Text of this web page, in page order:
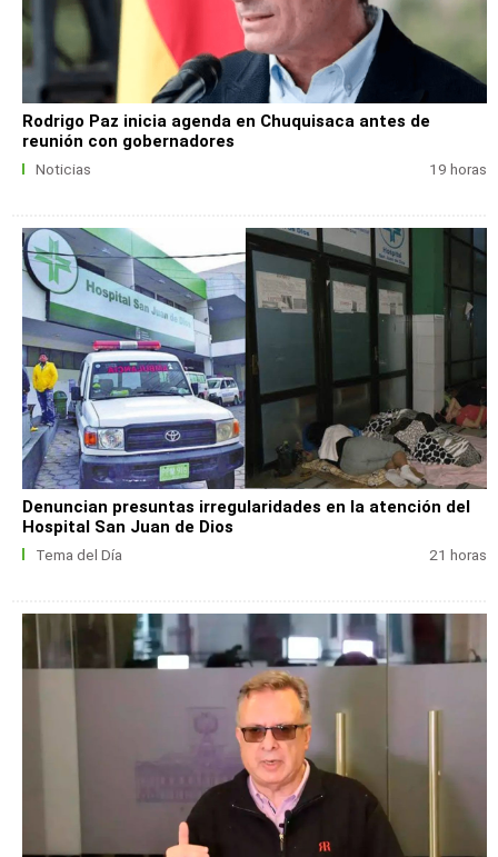
Rodrigo Paz inicia agenda en Chuquisaca antes de
reunión con gobernadores
Noticias 19 horas
Denuncian presuntas irregularidades en la atención del
Hospital San Juan de Dios
Tema del Día 21 horas